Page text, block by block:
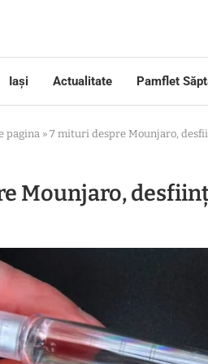
Iași Actualitate Pamflet
pagina » 7 mituri despre Mounjaro,
Mounjaro,